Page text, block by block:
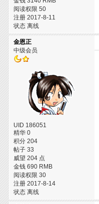
阅读权限 50
注册 2017-8-11
状态 离线
金恩正
中级会员
UID 186051
精华 0
积分 204
帖子 33
威望 204 点
金钱 690 RMB
阅读权限 30
注册 2017-8-14
状态 离线